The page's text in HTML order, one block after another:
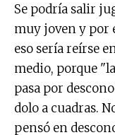
Se podría salir
muy joven y por
eso sería reírse
medio, porque
pasa por
dolo a cuadras.
pensó en